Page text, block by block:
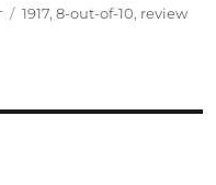
Tags
1917,8-out-of-10, review